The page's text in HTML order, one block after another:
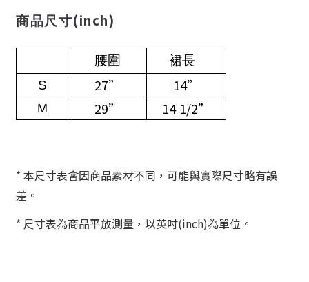
商品尺寸(inch)
腰圍
裙長
S
27” 14”
M 29” 14 1/2”
* 本尺寸表會因商品素材不同，可能與實際尺寸略有誤
差。
* 尺寸表為商品平放測量，以英吋(inch)為單位。